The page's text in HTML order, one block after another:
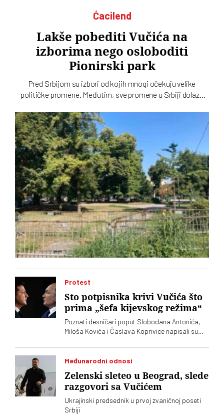
Ćacilend
Lakše pobediti Vučića na
izborima nego osloboditi
Pionirski park
Pred Srbijom su izbori od kojih mnogi očekuju velike
političke promene. Međutim, sve promene u Srbiji dolaze
„Ćacilend” još uvek okupira Pionirski
Protest
Sto potpisnika krivi Vučića što
prima „šefa kijevskog režima“
Poznati desničari poput Slobodana Antonića,
Miloša Kovića i Časlava Koprivice napisali su
Ukrajine Volodimira Zelenskog
Međunarodni odnosi
Zelenski sleteo u Beograd, slede
razgovori sa Vučićem
Ukrajinski predsednik u prvoj zvaničnoj poseti
Srbiji